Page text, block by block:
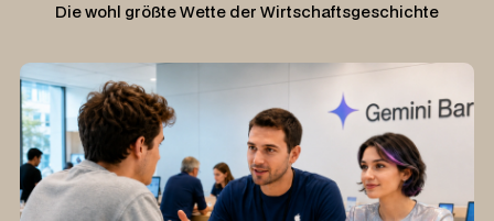
Die wohl größte Wette der Wirtschaftsgeschichte